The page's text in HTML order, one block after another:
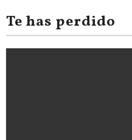
Te has perdido